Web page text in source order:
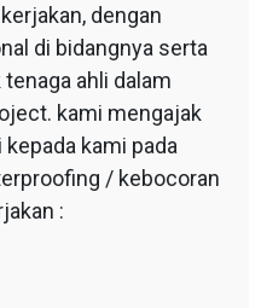
dengan
di bidangnya serta
ahli dalam
kami mengajak
kami pada
/ kebocoran
: